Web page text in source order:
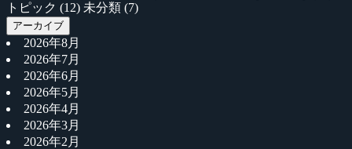
トピック (12) 未分類 (7)
アーカイブ
2026年8月
2026年7月
2026年6月
2026年5月
2026年4月
2026年3月
2026年2月